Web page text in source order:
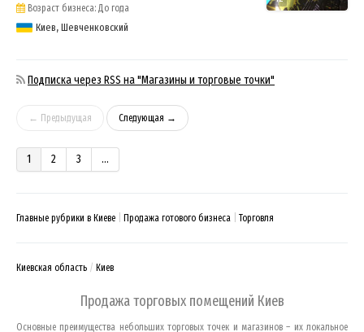
Возраст бизнеса: До года
Киев, Шевченковский
Подписка через RSS на "Магазины и торговые точки"
← Предыдущая Следующая →
1 2 3 ...
Главные рубрики в Киеве Продажа готового бизнеса Торговля
Киевская область Киев
Продажа торговых помещений Киев
Основные преимущества небольших торговых точек и магазинов – их локальное